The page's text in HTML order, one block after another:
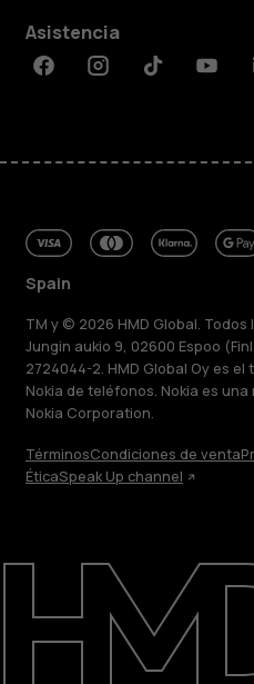
Acerca de
Sostenibilidad
Asistencia
Spain
Asistencia
FacebookInstagramTiktok
Spain
TM y © 2026 HMD Global.
Jungin aukio 9, 02600 Espoo
2724044-2. HMD Global Oy es
Nokia de teléfonos. Nokia es
Nokia Corporation.
TérminosCondiciones de venta
ÉticaSpeak Up channel